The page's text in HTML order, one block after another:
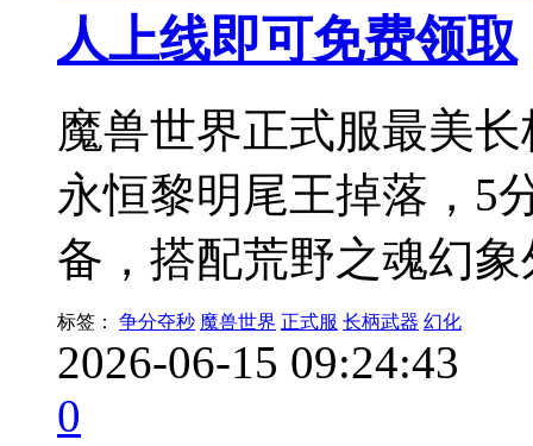
人上线即可免费领取
魔兽世界正式服最美
永恒黎明尾王掉落，5
备，搭配荒野之魂幻
标签： 争分夺秒 魔兽世界 正式服 长柄武器 幻化
2026-06-15 09:24:43
0